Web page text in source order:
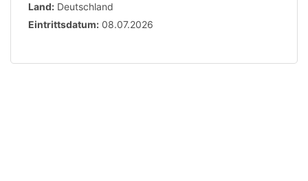
Land: Deutschland
Eintrittsdatum: 08.07.2026